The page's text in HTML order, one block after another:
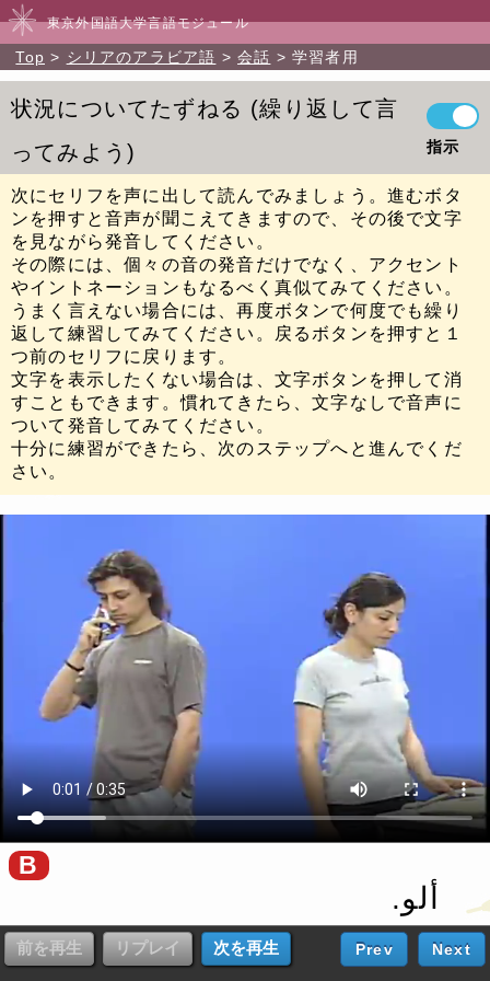
東京外国語大学言語モジュール
Top シリアのアラビア語 会話 学習者用
状況についてたずねる
繰り返して言
ってみよう
指示
次にセリフを声に出して読んでみましょう。進むボタ
ンを押すと音声が聞こえてきますので、その後で文字
を見ながら発音してください。
その際には、個々の音の発音だけでなく、アクセント
やイントネーションもなるべく真似てみてください。
うまく言えない場合には、再度ボタンで何度でも繰り
返して練習してみてください。戻るボタンを押すと１
つ前のセリフに戻ります。
文字を表示したくない場合は、文字ボタンを押して消
すこともできます。慣れてきたら、文字なしで音声に
ついて発音してみてください。
十分に練習ができたら、次のステップへと進んでくだ
さい。
B
ألو.‏
Prev Next